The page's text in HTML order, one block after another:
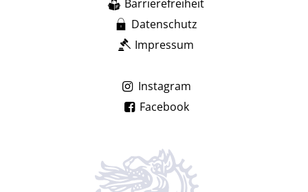
Barrierefreiheit
Datenschutz
Impressum
Instagram
Facebook